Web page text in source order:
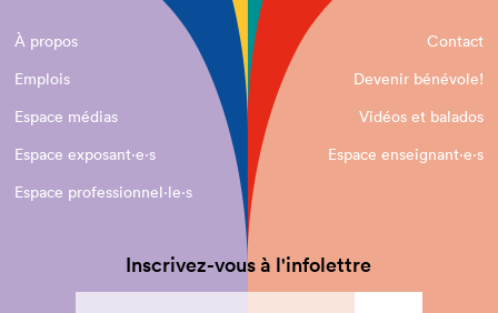
À propos
Contact
Emplois
Devenir bénévole!
Espace médias
Vidéos et balados
Espace exposant·e⋅s
Espace enseignant·e⋅s
Espace professionnel·le⋅s
Inscrivez-vous à l'infolettre